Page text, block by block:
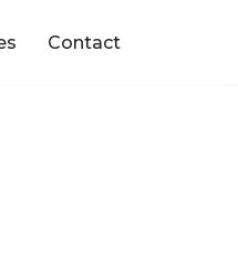
Contact